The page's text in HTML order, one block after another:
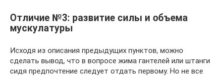
Отличие №3: развитие силы и объема
мускулатуры
Исходя из описания предыдущих пунктов, можно
сделать вывод, что в вопросе жима гантелей или штанги
сидя предпочтение следует отдать первому. Но не все